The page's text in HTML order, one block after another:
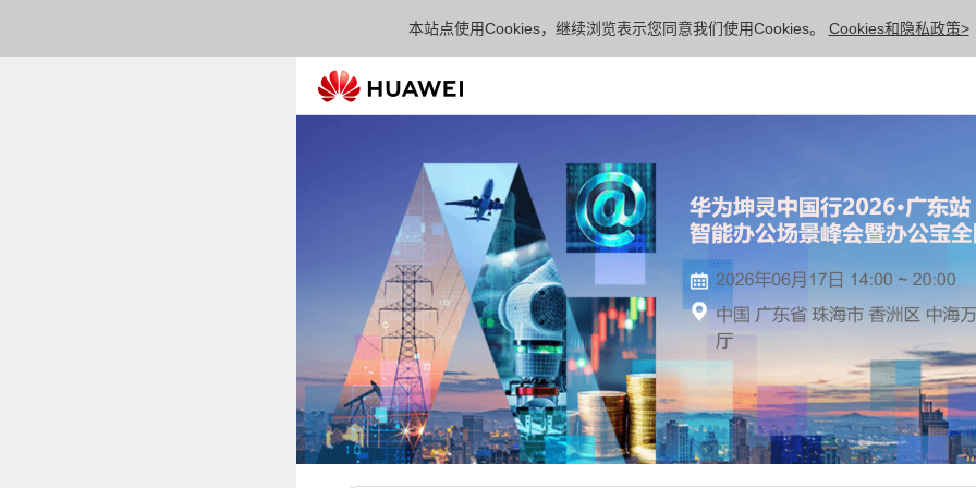
本站点使用Cookies，继续浏览表示您同意我们使用Cookies。 Cookies和隐私政策>